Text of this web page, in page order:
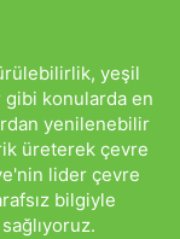
yeşil
konularda en
yenilenebilir
üreterek çevre
lider çevre
bilgiyle